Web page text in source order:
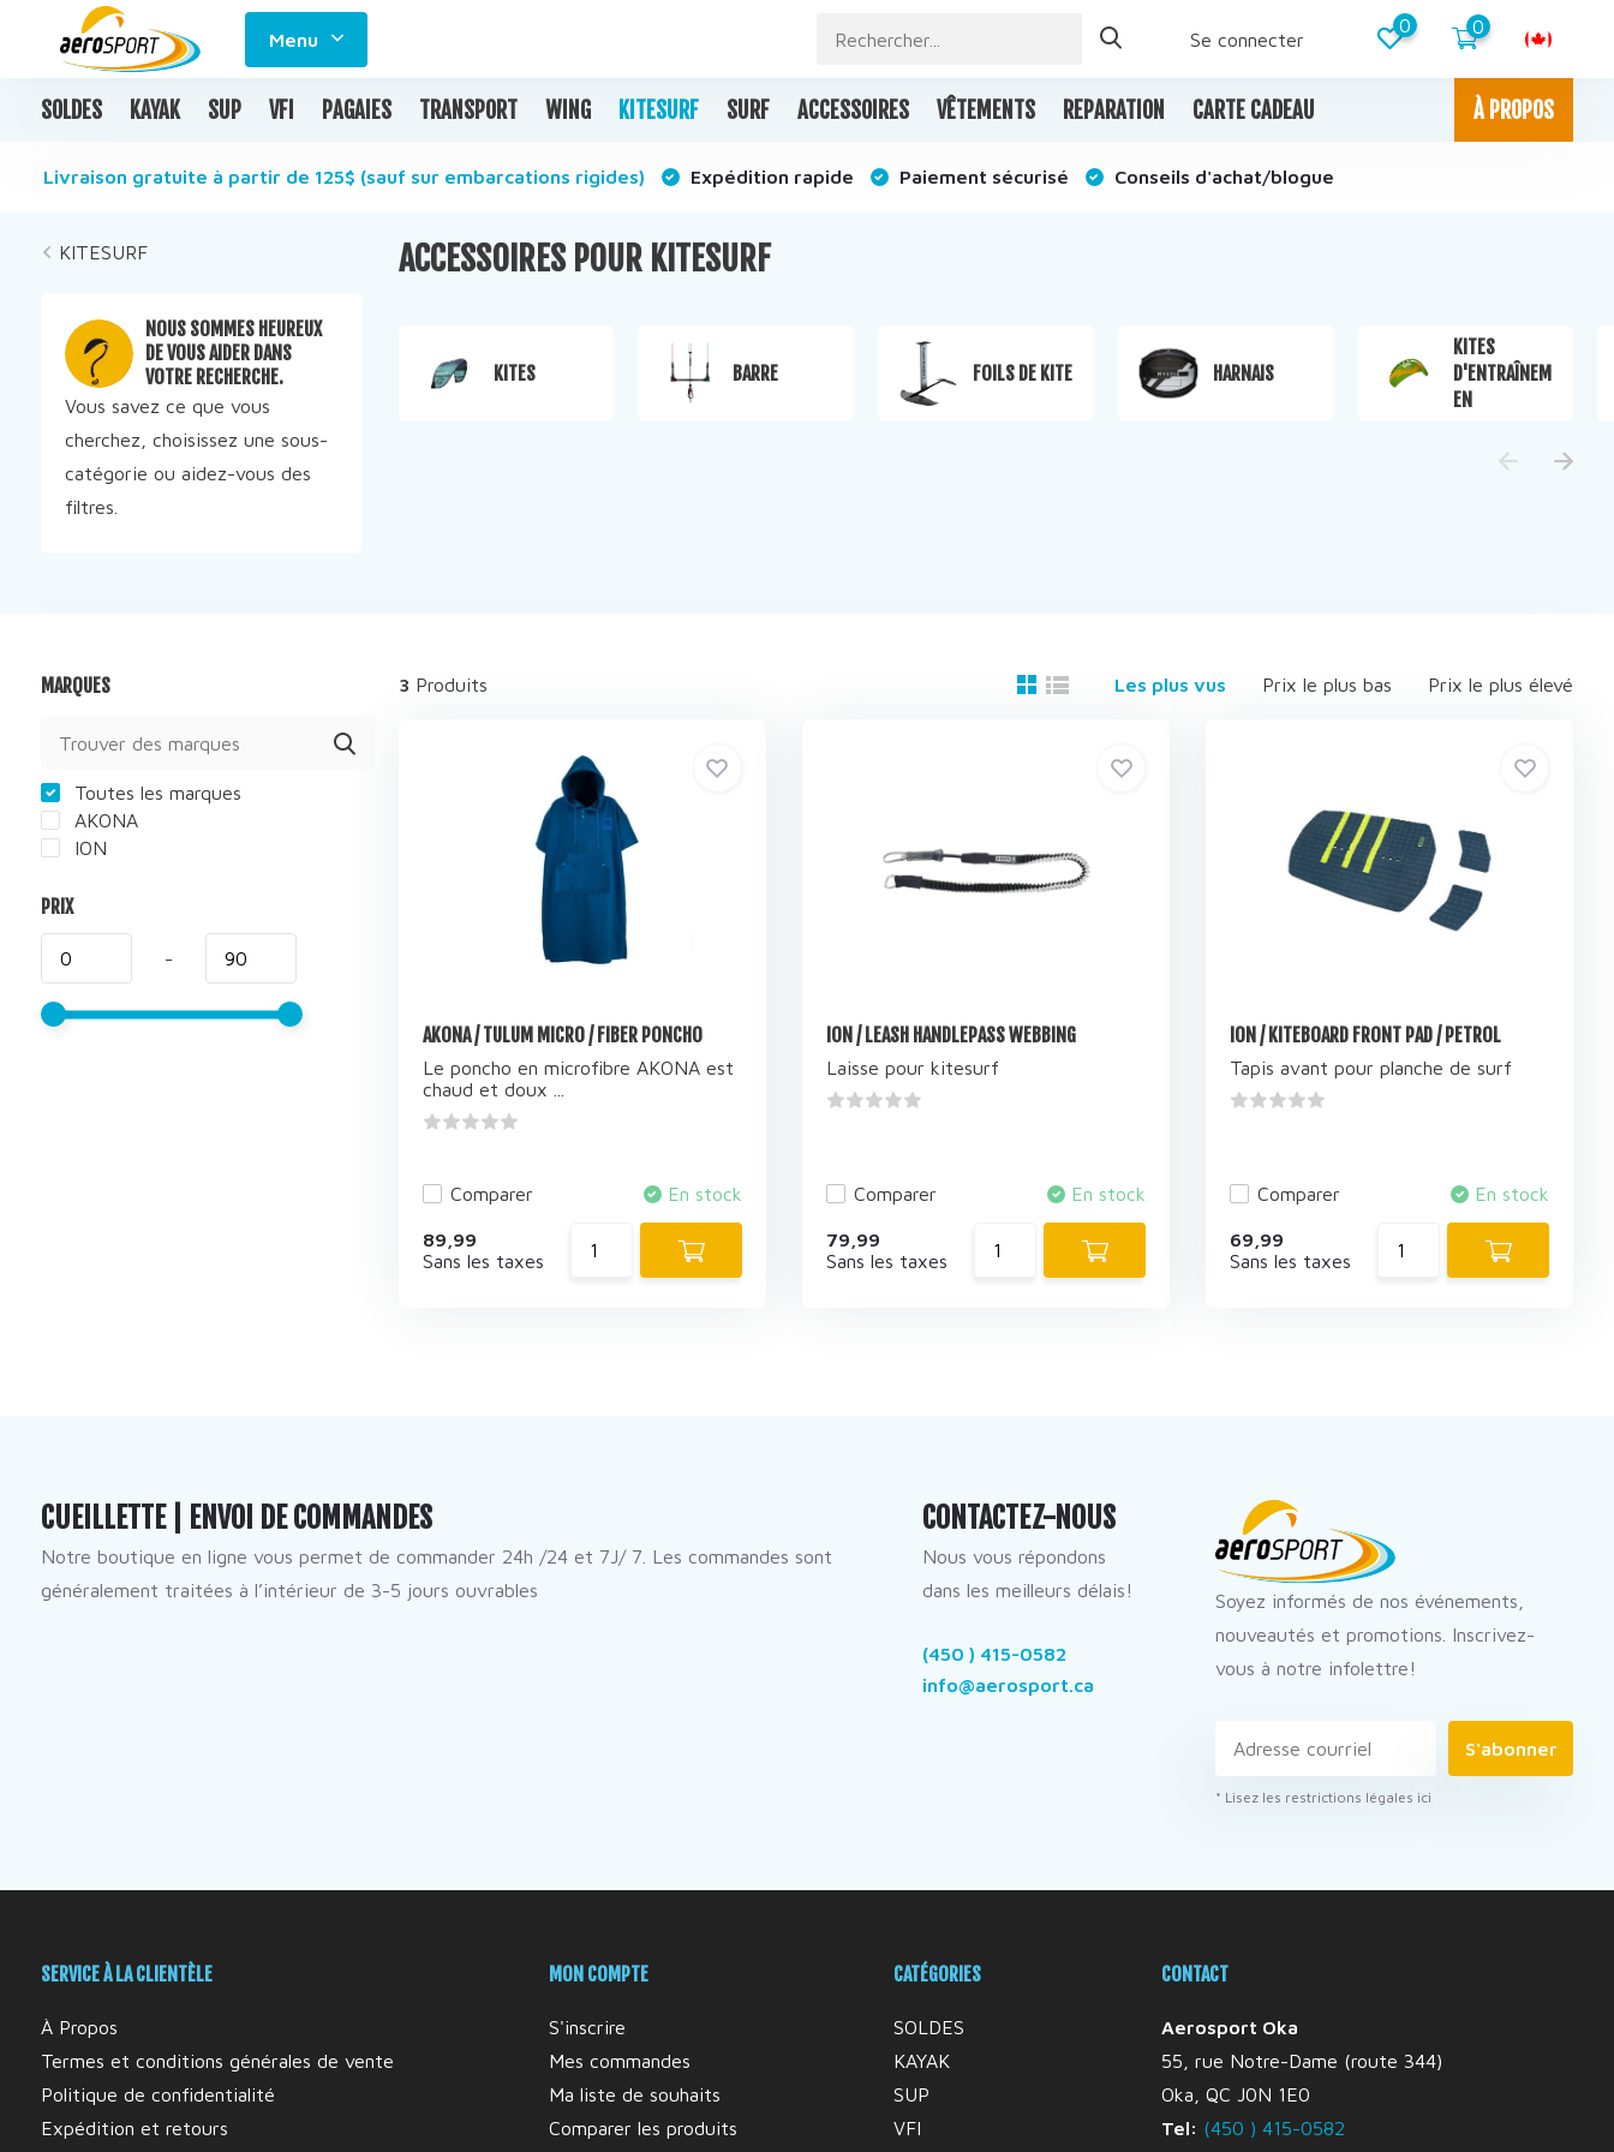
Menu Se connecter
0 0
SOLDES KAYAK SUP VFI PAGAIES TRANSPORT WING KITESURF SURF ACCESSOIRES VÊTEMENTS REPARATION CARTE CADEAU À PROPOS
Livraison gratuite à partir de 125$ (sauf sur embarcations rigides) Expédition rapide Paiement sécurisé Conseils d'achat/blogue
KITESURF
NOUS SOMMES HEUREUX
DE VOUS AIDER DANS
VOTRE RECHERCHE.
Vous savez ce que vous
cherchez, choisissez une sous-
catégorie ou aidez-vous des
filtres.
ACCESSOIRES POUR KITESURF
KITES BARRE FOILS DE KITE HARNAIS
KITES
D'ENTRAÎNEM
EN
MARQUES
Toutes les marques
AKONA
ION
PRIX
-
3 Produits Les plus vus Prix le plus bas Prix le plus élevé
AKONA / TULUM MICRO / FIBER PONCHO
Le poncho en microfibre AKONA est
chaud et doux ...
Comparer En stock
89,99
Sans les taxes
ION / LEASH HANDLEPASS WEBBING
Laisse pour kitesurf
Comparer En stock
79,99
Sans les taxes
ION / KITEBOARD FRONT PAD / PETROL
Tapis avant pour planche de surf
Comparer En stock
69,99
Sans les taxes
CUEILLETTE | ENVOI DE COMMANDES
Notre boutique en ligne vous permet de commander 24h /24 et 7J/ 7. Les commandes sont
généralement traitées à l’intérieur de 3-5 jours ouvrables
CONTACTEZ-NOUS
Nous vous répondons
dans les meilleurs délais!
(450 ) 415-0582
info@aerosport.ca
Soyez informés de nos événements,
nouveautés et promotions. Inscrivez-
vous à notre infolettre!
S'abonner
* Lisez les restrictions légales ici
SERVICE À LA CLIENTÈLE
À Propos
Termes et conditions générales de vente
Politique de confidentialité
Expédition et retours
MON COMPTE
S'inscrire
Mes commandes
Ma liste de souhaits
Comparer les produits
CATÉGORIES
SOLDES
KAYAK
SUP
VFI
CONTACT
Aerosport Oka
55, rue Notre-Dame (route 344)
Oka, QC J0N 1E0
Tel: (450 ) 415-0582